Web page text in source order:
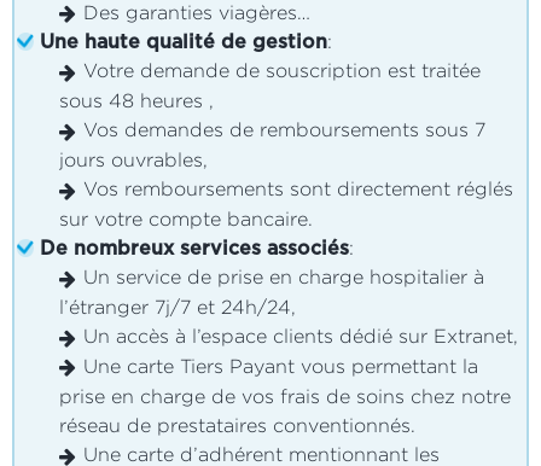
Des garanties viagères…
Une haute qualité de gestion:
Votre demande de souscription est traitée
sous 48 heures ,
Vos demandes de remboursements sous 7
jours ouvrables,
Vos remboursements sont directement réglés
sur votre compte bancaire.
De nombreux services associés:
Un service de prise en charge hospitalier à
l’étranger 7j/7 et 24h/24,
Un accès à l’espace clients dédié sur Extranet,
Une carte Tiers Payant vous permettant la
prise en charge de vos frais de soins chez notre
réseau de prestataires conventionnés.
Une carte d’adhérent mentionnant les